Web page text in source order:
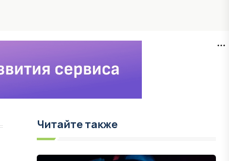
Читайте также